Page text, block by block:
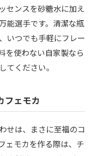
センスを砂糖水に加え
能選手です。清潔な瓶
いつでも手軽にフレー
を使わない自家製なら
てください。
フェモカ
せは、まさに至福のコ
ェモカを作る際は、チ